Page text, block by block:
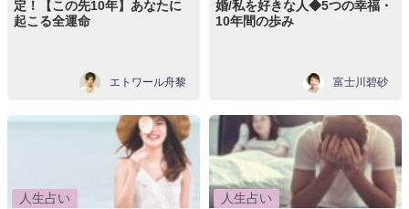
定！【この先10年】あなたに
起こる全運命
エトワール舟黎
婚/私を好きな人◆5つの幸福・
10年間の歩み
富士川碧砂
人生占い
人生占い